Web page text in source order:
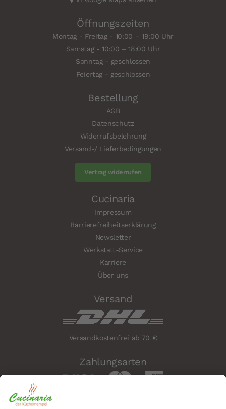
Öffnungszeiten
Montag - Freitag - 10:00 – 19:00 Uhr
Samstag - 10:00 – 18:00 Uhr
Sonntag - geschlossen
Feiertag - geschlossen
Bestellung
AGB
Datenschutz
Widerrufsbelehrung
Versand-/ Lieferbedingungen
Vertrag widerrufen
Cucinaria
Impressum
Barrierefreiheitserklärung
Newsletter
Werkstatt-Service
Karriere
Über uns
Versand
Versandkostenfrei ab 70 €
Zahlungsarten